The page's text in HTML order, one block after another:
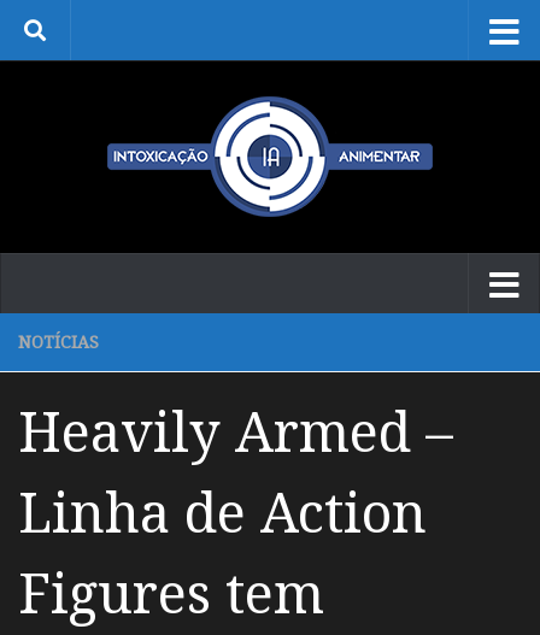
Skip to content
NOTÍCIAS
Heavily Armed –
Linha de Action
Figures tem